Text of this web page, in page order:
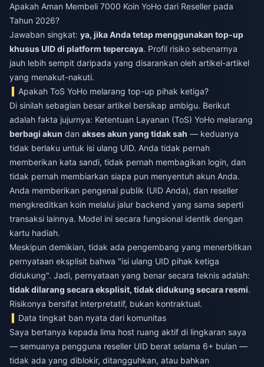
Apakah Aman Membeli 7000 Koin YoHo dari Reseller pada
Tahun 2026?
Jawaban singkat: ya, jika Anda tetap menggunakan top-up
khusus UID di platform tepercaya. Profil risiko sebenarnya
jauh lebih sempit daripada yang disarankan oleh artikel-artikel
yang menakut-nakuti.
Apakah ToS YoHo melarang top-up pihak ketiga?
Di sinilah sebagian besar artikel bersikap ambigu. Berikut
adalah fakta jujurnya: Ketentuan Layanan (ToS) YoHo melarang
berbagi akun dan akses akun yang tidak sah — keduanya
tidak berlaku untuk isi ulang UID. Anda tidak pernah
memberikan kata sandi, tidak pernah membagikan login, dan
tidak pernah membiarkan siapa pun menyentuh akun Anda.
Anda memberikan pengenal publik (UID Anda), dan reseller
mengkreditkan koin melalui jalur backend yang sama seperti
transaksi lainnya. Model ini secara fungsional identik dengan
kartu hadiah.
Meskipun demikian, tidak ada pengembang yang menerbitkan
pernyataan eksplisit bahwa "isi ulang UID pihak ketiga
didukung". Jadi, pernyataan yang benar secara teknis adalah:
tidak dilarang secara eksplisit, tidak didukung secara resmi.
Risikonya bersifat interpretatif, bukan kontraktual.
Data tingkat ban nyata dari komunitas
Saya bertanya kepada lima host ruang aktif di lingkaran saya
— semuanya pengguna reseller UID berat selama 6+ bulan —
tidak ada yang diblokir, ditangguhkan, atau bahkan